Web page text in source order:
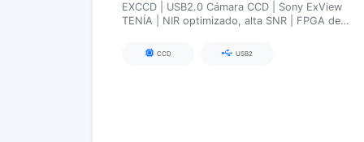
EXCCD | USB2.0 Cámara CCD | Sony ExView
TENÍA | NIR optimizado, alta SNR | FPGA de
CCD USB2